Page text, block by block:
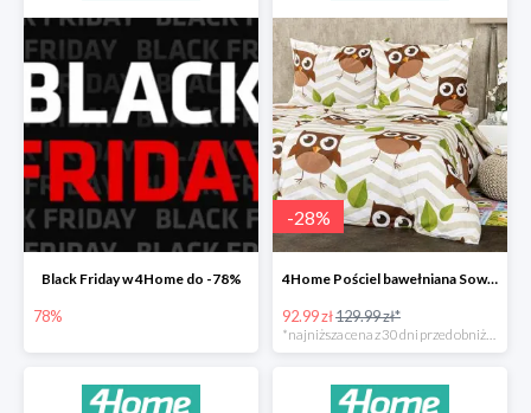
Black Friday w 4Home do -78%
78%
-28%
4Home Pościel bawełniana Sowy -28%
92.99 zł129.99 zł*